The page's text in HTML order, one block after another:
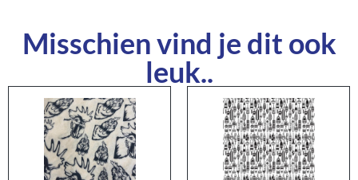
Misschien vind je dit ook
leuk..